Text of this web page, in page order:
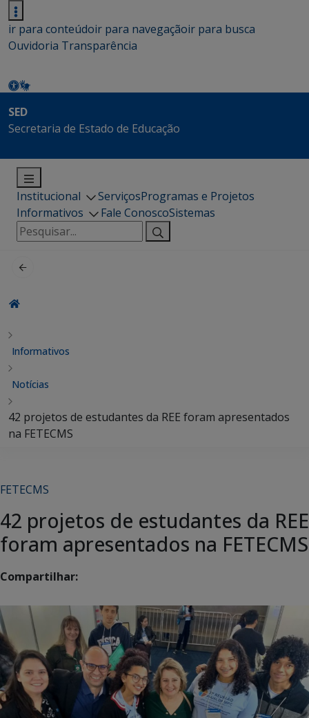
ir para conteúdoir para navegaçãoir para busca
Ouvidoria Transparência
SED
Secretaria de Estado de Educação
Institucional ServiçosProgramas e Projetos
Informativos
Fale ConoscoSistemas
Pesquisar
por:
Informativos
Notícias
42 projetos de estudantes da REE foram apresentados
na FETECMS
FETECMS
42 projetos de estudantes da REE
foram apresentados na FETECMS
Compartilhar: